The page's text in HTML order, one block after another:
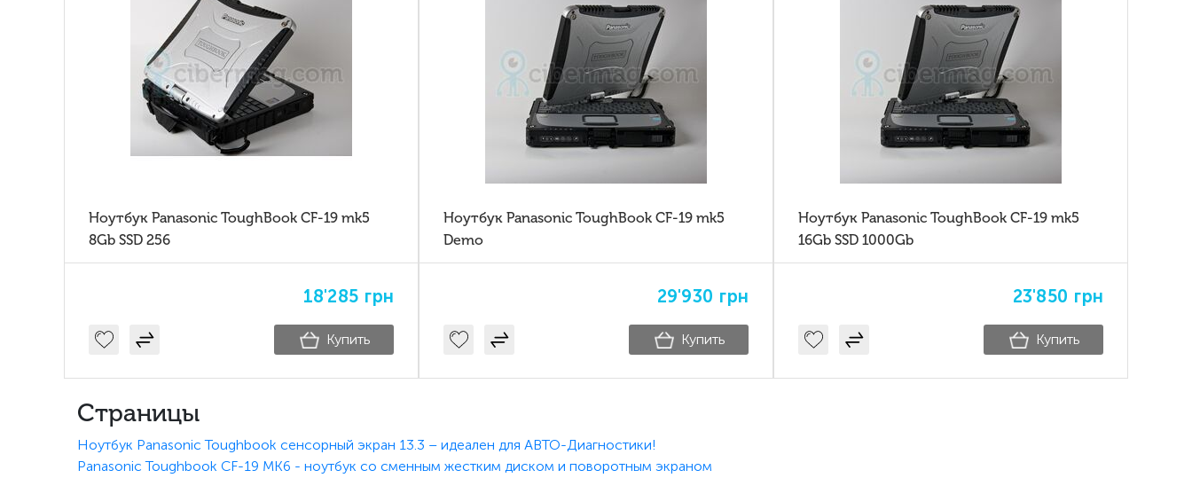
Ноутбук Panasonic ToughBook CF-19 mk5
8Gb SSD 256
18'285 грн
Купить
Ноутбук Panasonic ToughBook CF-19 mk5
Demo
29'930 грн
Купить
Ноутбук Panasonic ToughBook CF-19 mk5
16Gb SSD 1000Gb
23'850 грн
Купить
Страницы
Ноутбук Panasonic Toughbook сенсорный экран 13.3 – идеален для АВТО-Диагностики!
Panasonic Toughbook CF-19 MK6 - ноутбук со сменным жестким диском и поворотным экраном